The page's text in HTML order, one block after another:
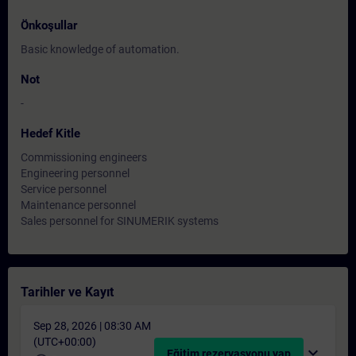
Önkoşullar
Basic knowledge of automation.
Not
-
Hedef Kitle
Commissioning engineers
Engineering personnel
Service personnel
Maintenance personnel
Sales personnel for SINUMERIK systems
Tarihler ve Kayıt
Sep 28, 2026 | 08:30 AM
(UTC+00:00)
Eğitim rezervasyonu yap